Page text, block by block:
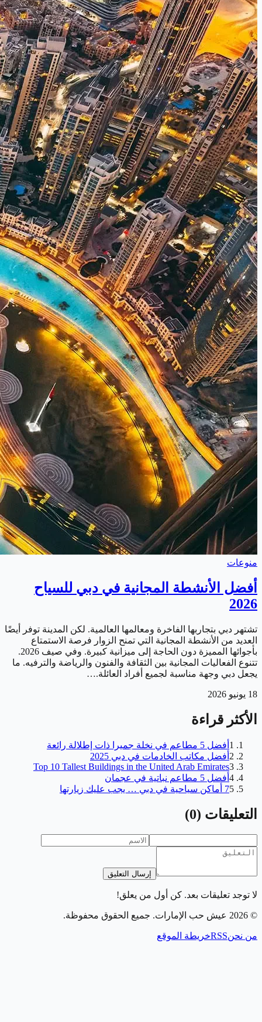
منوعات
أفضل الأنشطة المجانية في دبي للسياح
2026
تشتهر دبي بتجاربها الفاخرة ومعالمها العالمية. لكن المدينة توفر أيضًا
العديد من الأنشطة المجانية التي تمنح الزوار فرصة الاستمتاع
بأجوائها المميزة دون الحاجة إلى ميزانية كبيرة. وفي صيف 2026.
تتنوع الفعاليات المجانية بين الثقافة والفنون والرياضة والترفيه. ما
يجعل دبي وجهة مناسبة لجميع أفراد العائلة.…
18 يونيو 2026
الأكثر قراءة
1 أفضل 5 مطاعم في نخلة جميرا ذات إطلالة رائعة
2 أفضل مكاتب الخادمات في دبي 2025
3
Top 10 Tallest Buildings in the United Arab Emirates
4 أفضل 5 مطاعم نباتية في عجمان
57 أماكن سياحية في دبي … يجب عليك زيارتها
التعليقات (
0
)
إرسال التعليق
لا توجد تعليقات بعد. كن أول من يعلق!
©
2026 عيش حب الإمارات. جميع الحقوق محفوظة.
من نحنRSSخريطة الموقع